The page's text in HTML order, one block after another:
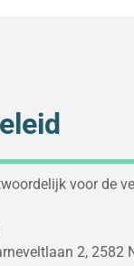
voor de
2, 2582